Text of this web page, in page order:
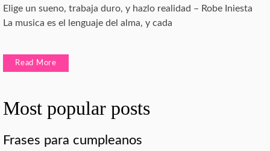
Elige un sueno, trabaja duro, y hazlo realidad – Robe Iniesta
La musica es el lenguaje del alma, y cada
Read More
Most popular posts
Frases para cumpleanos